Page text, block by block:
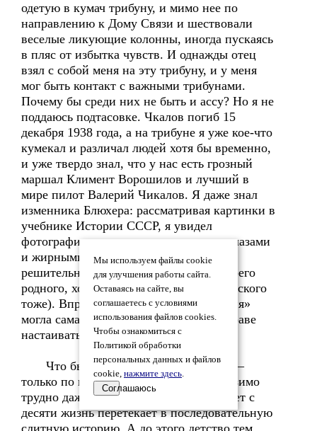
одетую в кумач трибуну, и мимо нее по
направлению к Дому Связи и шествовали
веселые ликующие колонны, иногда пускаясь
в пляс от избытка чувств. И однажды отец
взял с собой меня на эту трибуну, и у меня
мог быть контакт с важными трибунами.
Почему бы среди них не быть и ассу? Но я не
поддаюсь подтасовке. Чкалов погиб 15
декабря 1938 года, а на трибуне я уже кое-что
кумекал и различал людей хотя бы временно,
и уже твердо знал, что у нас есть грозный
маршал Климент Ворошилов и лучший в
мире пилот Валерий Чикалов. Я даже знал
изменника Блюхера: рассматривая картинки в
учебнике Истории СССР, я увидел
фотографию военного с выколотыми глазами
и жирными линиями похеренного
решительной рукой старшего брата (моего
родного, хотя иносказательно оруэлловского
тоже). Впрочем, и эта «персонификация»
могла сама быть позднее, и память в праве
настаивать на своем.
Что было раньше, что было позже –
только по памяти расставить невообразимо
трудно даже для той поры, когда уже лет с
десяти жизнь перетекает в последовательную
слитную историю. А до этого детство тем
Мы используем файлы cookie
для улучшения работы сайта.
Оставаясь на сайте, вы
соглашаетесь с условиями
использования файлов cookies.
Чтобы ознакомиться с
Политикой обработки
персональных данных и файлов
cookie, нажмите здесь.
Соглашаюсь